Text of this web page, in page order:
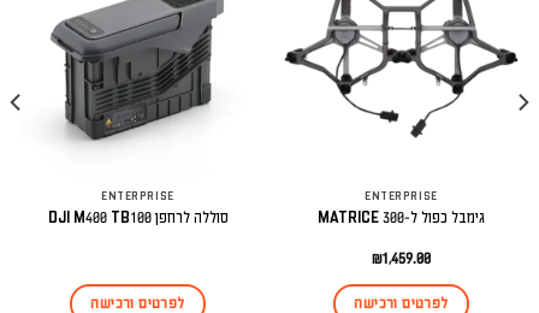
ENTERPRISE
גימבל כפול ל-MATRICE 300
₪1,459.00
לפרטים ורכישה
ENTERPRISE
סוללה לרחפן DJI M400 TB100
לפרטים ורכישה